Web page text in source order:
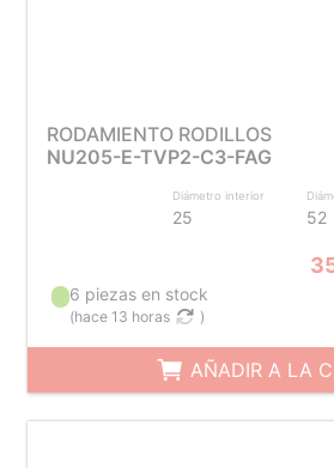
RODAMIENTO RODILLOS
NU205-E-TVP2-C3-FAG
Diámetro interior
25 52
6 piezas en stock
(hace 13 horas )
AÑADIR A LA